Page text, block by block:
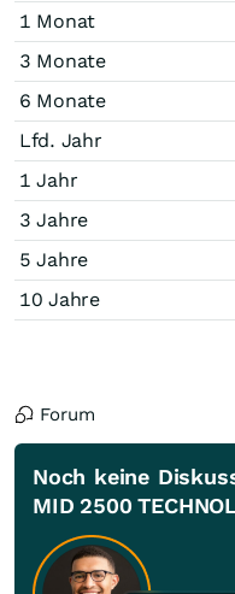
1 Monat
3 Monate
6 Monate
Lfd. Jahr
1 Jahr
3 Jahre
5 Jahre
10 Jahre
Forum
Noch keine
MID 2500